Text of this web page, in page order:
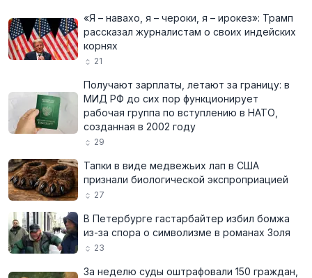
«Я – навахо, я – чероки, я – ирокез»: Трамп
рассказал журналистам о своих индейских
корнях
21
Получают зарплаты, летают за границу: в
МИД РФ до сих пор функционирует
рабочая группа по вступлению в НАТО,
созданная в 2002 году
29
Тапки в виде медвежьих лап в США
признали биологической экспроприацией
27
В Петербурге гастарбайтер избил бомжа
из-за спора о символизме в романах Золя
23
За неделю суды оштрафовали 150 граждан,